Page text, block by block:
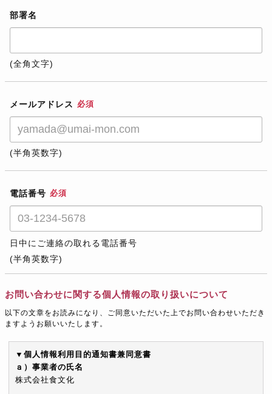
部署名
(全角文字)
メールアドレス 必須
(半角英数字)
電話番号 必須
日中にご連絡の取れる電話番号
(半角英数字)
お問い合わせに関する個人情報の取り扱いについて
以下の文章をお読みになり、ご同意いただいた上でお問い合わせいただき
ますようお願いいたします。
▼個人情報利用目的通知書兼同意書
ａ）事業者の氏名
株式会社食文化